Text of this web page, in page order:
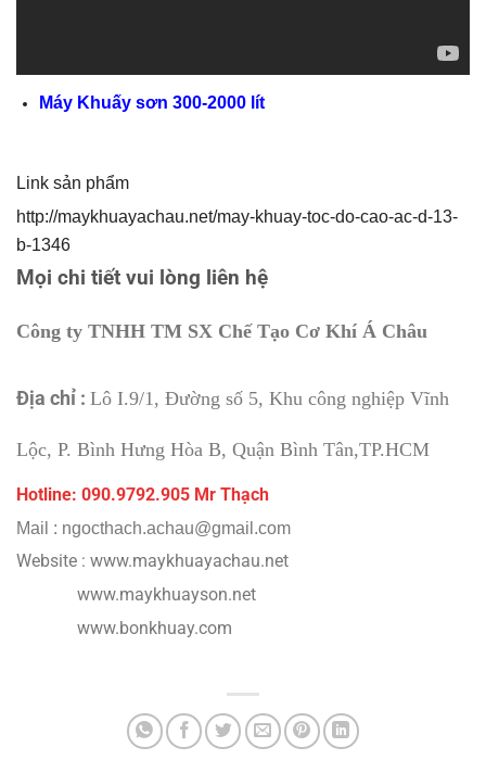
Máy Khuấy sơn 300-2000 lít
Link sản phẩm
http://maykhuayachau.net/may-khuay-toc-do-cao-ac-d-13-
b-1346
Mọi chi tiết vui lòng liên hệ
Công ty TNHH TM SX Chế Tạo Cơ Khí Á Châu
Địa chỉ : Lô I.9/1, Đường số 5, Khu công nghiệp Vĩnh
Lộc, P. Bình Hưng Hòa B, Quận Bình Tân,TP.HCM
Hotline: 090.9792.905 Mr Thạch
Mail : ngocthach.achau@gmail.com
Website : www.maykhuayachau.net
www.maykhuayson.net
www.bonkhuay.com